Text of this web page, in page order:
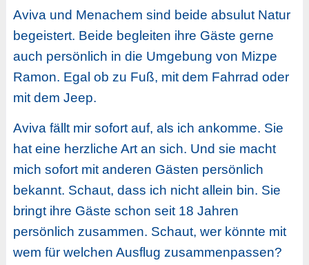
Aviva und Menachem sind beide absulut Natur
begeistert. Beide begleiten ihre Gäste gerne
auch persönlich in die Umgebung von Mizpe
Ramon. Egal ob zu Fuß, mit dem Fahrrad oder
mit dem Jeep.
Aviva fällt mir sofort auf, als ich ankomme. Sie
hat eine herzliche Art an sich. Und sie macht
mich sofort mit anderen Gästen persönlich
bekannt. Schaut, dass ich nicht allein bin. Sie
bringt ihre Gäste schon seit 18 Jahren
persönlich zusammen. Schaut, wer könnte mit
wem für welchen Ausflug zusammenpassen?